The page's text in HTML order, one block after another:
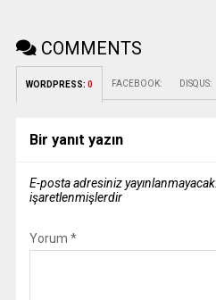
COMMENTS
WORDPRESS: 0 FACEBOOK: DISQUS:
Bir yanıt yazın
E-posta adresiniz yayınlanmayacak.
işaretlenmişlerdir
Yorum *